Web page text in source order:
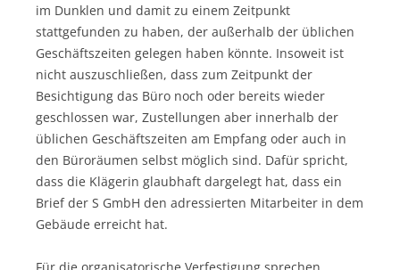
im Dunklen und damit zu einem Zeitpunkt
stattgefunden zu haben, der außerhalb der üblichen
Geschäftszeiten gelegen haben könnte. Insoweit ist
nicht auszuschließen, dass zum Zeitpunkt der
Besichtigung das Büro noch oder bereits wieder
geschlossen war, Zustellungen aber innerhalb der
üblichen Geschäftszeiten am Empfang oder auch in
den Büroräumen selbst möglich sind. Dafür spricht,
dass die Klägerin glaubhaft dargelegt hat, dass ein
Brief der S GmbH den adressierten Mitarbeiter in dem
Gebäude erreicht hat.
Für die organisatorische Verfestigung sprechen